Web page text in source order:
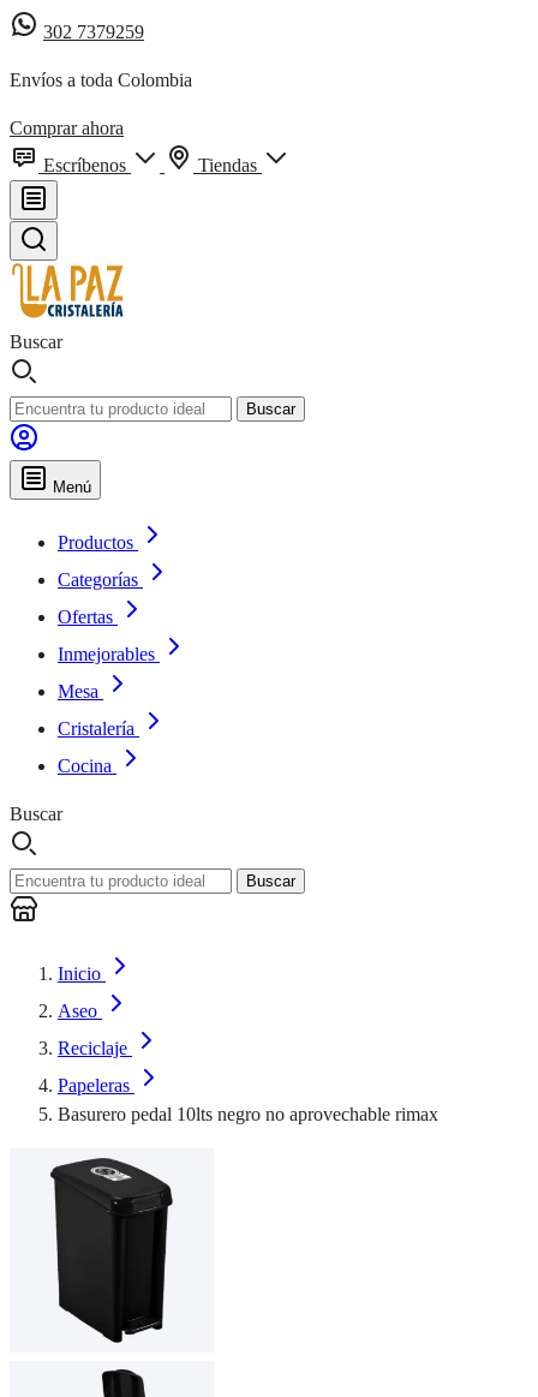
302 7379259
Envíos a toda Colombia
Comprar ahora
Escríbenos
Tiendas
Buscar
Buscar
Menú
Productos
Categorías
Ofertas
Inmejorables
Mesa
Cristalería
Cocina
Buscar
Buscar
Inicio
Aseo
Reciclaje
Papeleras
Basurero pedal 10lts negro no aprovechable rimax